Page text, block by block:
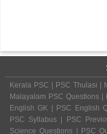
Kerala PSC | PSC Thulasi |
Malayalam PSC Questions |
English GK | PSC English
PSC Syllabus | PSC
Science Questions | PSC